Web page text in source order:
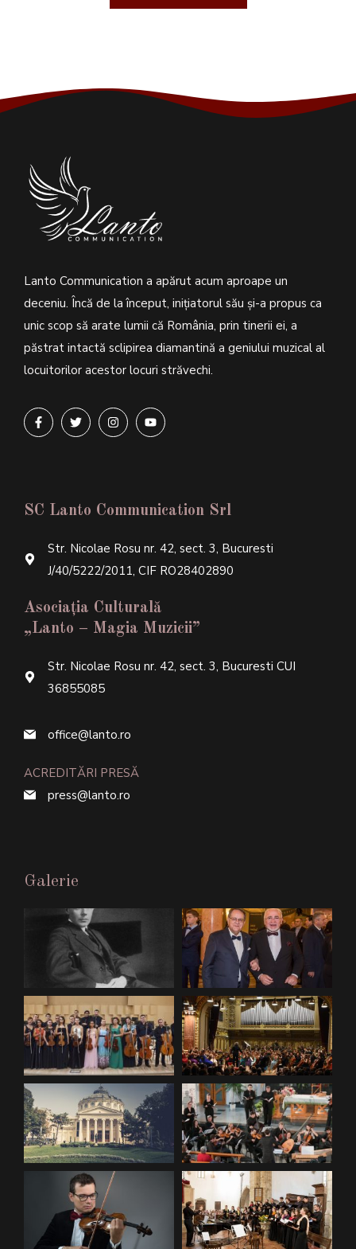
Lanto Communication a apărut acum aproape un
deceniu. Încă de la început, inițiatorul său şi-a propus ca
unic scop să arate lumii că România, prin tinerii ei, a
păstrat intactă sclipirea diamantină a geniului muzical al
locuitorilor acestor locuri străvechi.
SC Lanto Communication Srl
Str. Nicolae Rosu nr. 42, sect. 3, Bucuresti
J/40/5222/2011, CIF RO28402890
Asociația Culturală
„Lanto – Magia Muzicii”
Str. Nicolae Rosu nr. 42, sect. 3, Bucuresti CUI
36855085
office@lanto.ro
ACREDITĂRI PRESĂ
press@lanto.ro
Galerie